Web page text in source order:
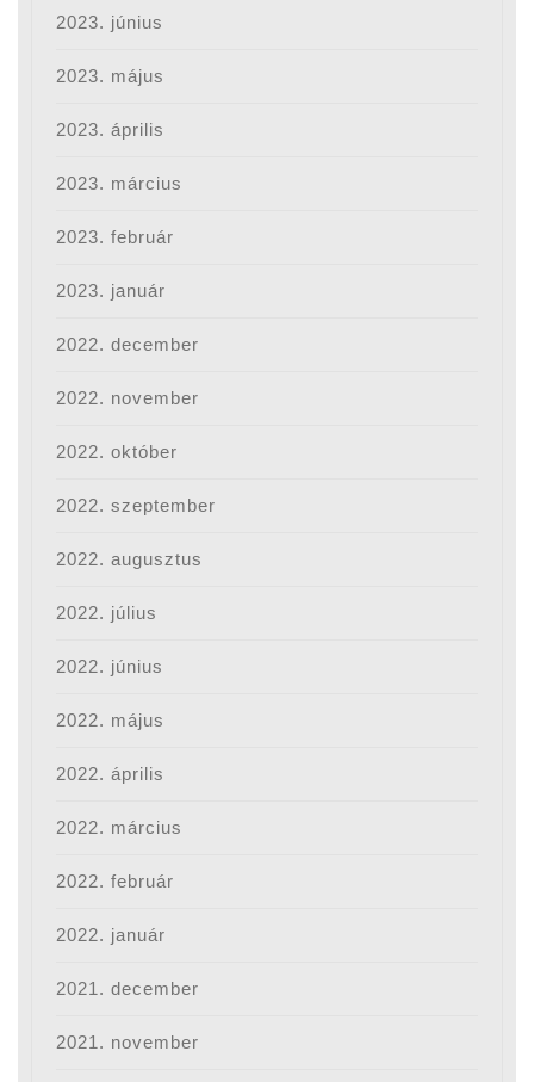
2023. június
2023. május
2023. április
2023. március
2023. február
2023. január
2022. december
2022. november
2022. október
2022. szeptember
2022. augusztus
2022. július
2022. június
2022. május
2022. április
2022. március
2022. február
2022. január
2021. december
2021. november